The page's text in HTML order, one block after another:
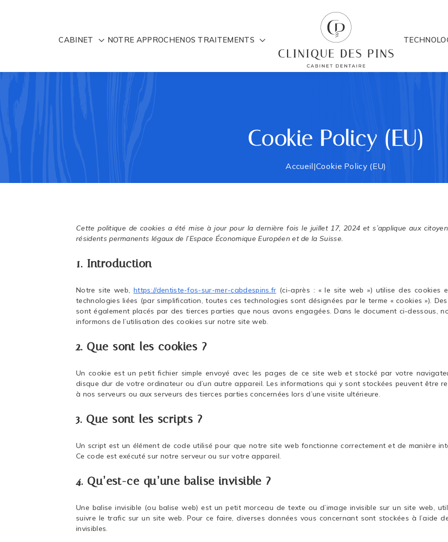
CABINET NOTRE APPROCHENOS TRAITEMENTS
Cookie Policy (EU)
Accueil|Cookie Policy (EU)
Cette politique de cookies a été mise à jour pour la dernière fois le juillet 17, 2024 et s’applique aux
résidents permanents légaux de l’Espace Économique Européen et de la Suisse.
1. Introduction
Notre site web,https://dentiste-fos-sur-mer-cabdespins.fr (ci-après : « le site web ») utilise des cookies
technologies liées (par simplification, toutes ces technologies sont désignées par le terme « cookies »).
sont également placés par des tierces parties que nous avons engagées. Dans le document ci-dessous,
informons de l’utilisation des cookies sur notre site web.
2. Que sont les cookies ?
Un cookie est un petit fichier simple envoyé avec les pages de ce site web et stocké par votre
disque dur de votre ordinateur ou d’un autre appareil. Les informations qui y sont stockées peuvent être
à nos serveurs ou aux serveurs des tierces parties concernées lors d’une visite ultérieure.
3. Que sont les scripts ?
Un script est un élément de code utilisé pour que notre site web fonctionne correctement et de manière
Ce code est exécuté sur notre serveur ou sur votre appareil.
4. Qu’est-ce qu’une balise invisible ?
Une balise invisible (ou balise web) est un petit morceau de texte ou d’image invisible sur un site web,
suivre le trafic sur un site web. Pour ce faire, diverses données vous concernant sont stockées à l’aide
invisibles.